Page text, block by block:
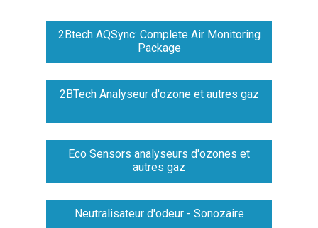
2Btech AQSync: Complete Air Monitoring
Package
2BTech Analyseur d'ozone et autres gaz
Eco Sensors analyseurs d'ozones et
autres gaz
Neutralisateur d'odeur - Sonozaire